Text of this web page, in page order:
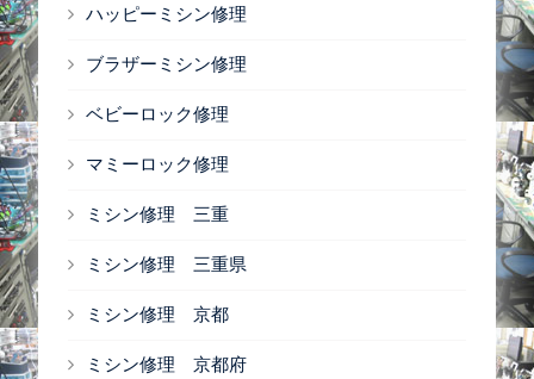
ハッピーミシン修理
ブラザーミシン修理
ベビーロック修理
マミーロック修理
ミシン修理 三重
ミシン修理 三重県
ミシン修理 京都
ミシン修理 京都府